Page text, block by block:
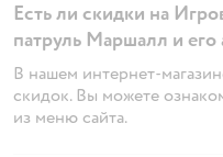
Есть ли скидки на
патруль Маршалл и его
В нашем интернет-
скидок. Вы можете
из меню сайта.